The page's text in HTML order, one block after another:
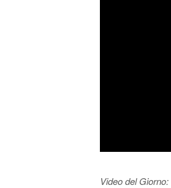
Video del Giorno: